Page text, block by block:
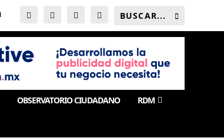
OBSERVATORIO CIUDADANO RDM